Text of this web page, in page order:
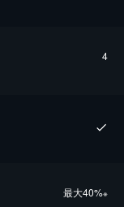
4
最⼤40%※